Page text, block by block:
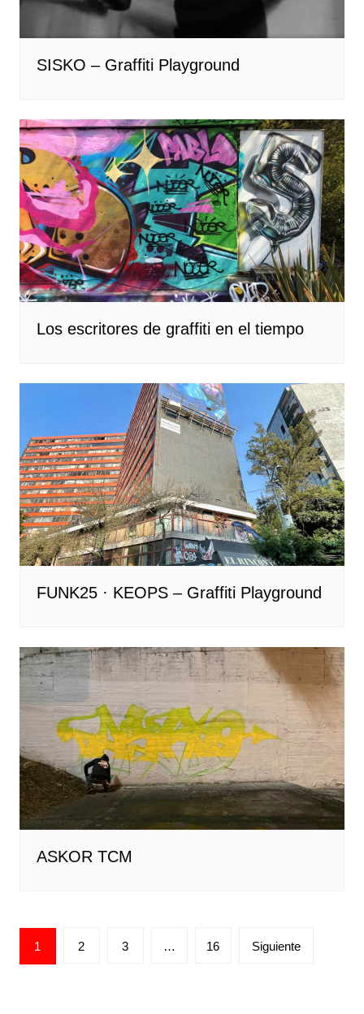
SISKO – Graffiti Playground
Los escritores de graffiti en el tiempo
FUNK25 · KEOPS – Graffiti Playground
ASKOR TCM
Paginación
de
1 2 3 … 16 Siguiente